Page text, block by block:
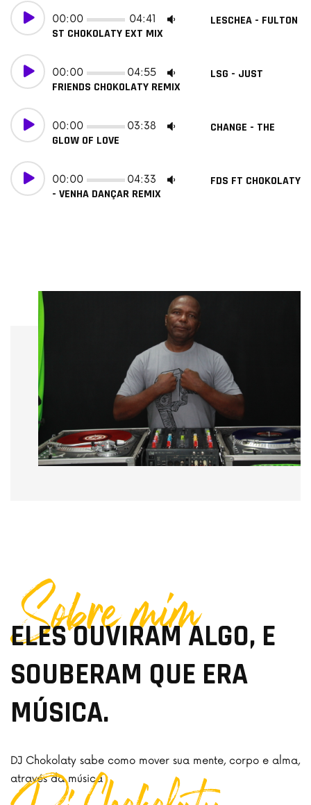
00:00 04:41
LESCHEA - FULTON
ST CHOKOLATY EXT MIX
00:00 04:55
LSG - JUST
FRIENDS CHOKOLATY REMIX
00:00 03:38
CHANGE - THE
GLOW OF LOVE
00:00 04:33
FDS FT CHOKOLATY
- VENHA DANÇAR REMIX
ELES OUVIRAM ALGO, E
SOUBERAM QUE ERA
MÚSICA.
Sobre mim
DJ Chokolaty sabe como mover sua mente, corpo e alma,
através da música